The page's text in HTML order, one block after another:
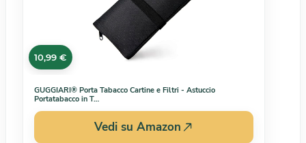
10,99 €
GUGGIARI® Porta Tabacco Cartine e Filtri - Astuccio
Portatabacco in T…
Vedi su Amazon